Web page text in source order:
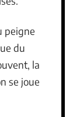
peigne
du
la
se joue